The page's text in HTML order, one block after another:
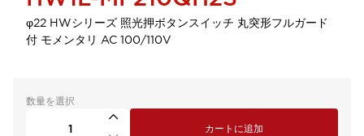
φ22 HWシリーズ 照光押ボタンスイッチ 丸突形フルガード
付 モメンタリ AC 100/110V
数量を選択
カートに追加